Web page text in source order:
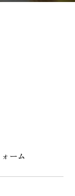
ーム